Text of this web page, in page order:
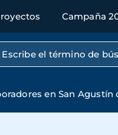
Campaña
Búsqueda por texto
en San